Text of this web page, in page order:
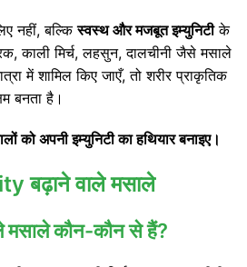
नहीं, बल्किस्वस्थ और मजबूत इम्युनिटीके
काली मिर्च, लहसुन, दालचीनी जैसे मसाले
में शामिल किए जाएँ, तो शरीर प्राकृतिक
बनता है।
को अपनी इम्युनिटी का हथियार बनाइए।
बढ़ाने वाले मसाले
कौन-कौन से हैं?